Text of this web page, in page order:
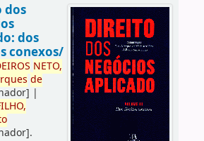
dos
dos
conexos/
IROS NETO,
de
|
.